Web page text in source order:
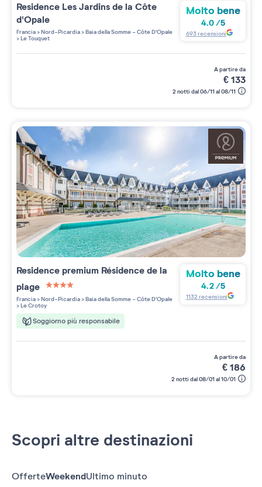
Residence Les Jardins de la Côte
d'Opale
Francia>Nord-Picardia>Baia della Somme - Côte D'Opale
>Le Touquet
Molto bene
4.0/5
693recensioni
a partire da
€133
2 notti dal 06/11 al 08/11
Residence premium Résidence de la
plage
4 étoiles sur 5
Francia>Nord-Picardia>Baia della Somme - Côte D'Opale
>Le Crotoy
Soggiorno più responsabile
Molto bene
4.2/5
1132 recensioni
a partire da
€186
2 notti dal 08/01 al 10/01
Scopri altre destinazioni
OfferteWeekendUltimo minuto